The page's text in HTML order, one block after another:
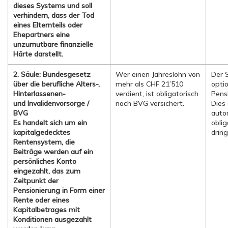
dieses Systems und soll
verhindern, dass der Tod
eines Elternteils oder
Ehepartners eine
unzumutbare finanzielle
Härte darstellt.
2. Säule: Bundesgesetz
über die berufliche Alters-,
Hinterlassenen-
und Invalidenvorsorge /
BVG
Es handelt sich um ein
kapitalgedecktes
Rentensystem, die
Beiträge werden auf ein
persönliches Konto
eingezahlt, das zum
Zeitpunkt der
Pensionierung in Form einer
Rente oder eines
Kapitalbetrages mit
Konditionen ausgezahlt
Wer einen Jahreslohn von
mehr als CHF 21’510
verdient, ist obligatorisch
nach BVG versichert.
Der
Dies